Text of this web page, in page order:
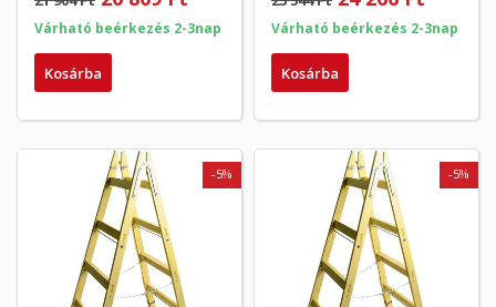
Várható beérkezés 2-3nap
Kosárba
Várható beérkezés 2-3nap
Kosárba
-5% -5%